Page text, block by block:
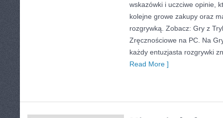
wskazówki i uczciwe opinie,
kolejne growe zakupy oraz
rozgrywką. Zobacz: Gry z
Zręcznościowe na PC. Na
każdy entuzjasta rozgrywki
Read More ]